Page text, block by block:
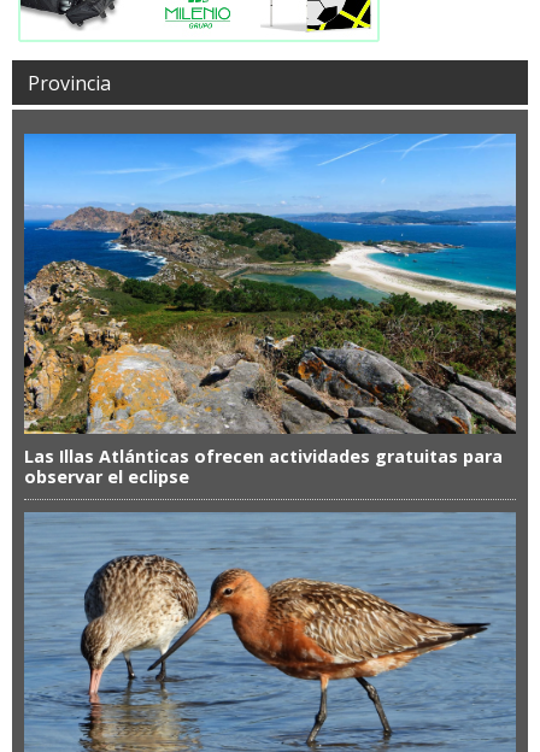
Provincia
Las Illas Atlánticas ofrecen actividades gratuitas para
observar el eclipse